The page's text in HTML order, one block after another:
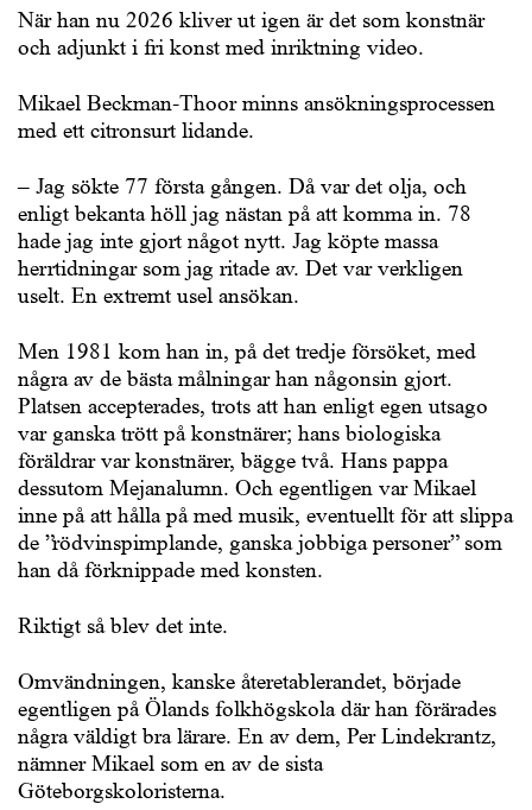
När han nu 2026 kliver ut igen är det som konstnär
och adjunkt i fri konst med inriktning video.
Mikael Beckman-Thoor minns ansökningsprocessen
med ett citronsurt lidande.
– Jag sökte 77 första gången. Då var det olja, och
enligt bekanta höll jag nästan på att komma in. 78
hade jag inte gjort något nytt. Jag köpte massa
herrtidningar som jag ritade av. Det var verkligen
uselt. En extremt usel ansökan.
Men 1981 kom han in, på det tredje försöket, med
några av de bästa målningar han någonsin gjort.
Platsen accepterades, trots att han enligt egen utsago
var ganska trött på konstnärer; hans biologiska
föräldrar var konstnärer, bägge två. Hans pappa
dessutom Mejanalumn. Och egentligen var Mikael
inne på att hålla på med musik, eventuellt för att slippa
de ”rödvinspimplande, ganska jobbiga personer” som
han då förknippade med konsten.
Riktigt så blev det inte.
Omvändningen, kanske återetablerandet, började
egentligen på Ölands folkhögskola där han förärades
några väldigt bra lärare. En av dem, Per Lindekrantz,
nämner Mikael som en av de sista
Göteborgskoloristerna.